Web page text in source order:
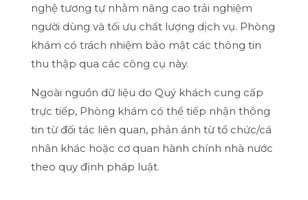
nghệ tương tự nhằm nâng cao trải nghiệm
người dùng và tối ưu chất lượng dịch vụ. Phòng
khám có trách nhiệm bảo mật các thông tin
thu thập qua các công cụ này.
Ngoài nguồn dữ liệu do Quý khách cung cấp
trực tiếp, Phòng khám có thể tiếp nhận thông
tin từ đối tác liên quan, phản ánh từ tổ chức/cá
nhân khác hoặc cơ quan hành chính nhà nước
theo quy định pháp luật.